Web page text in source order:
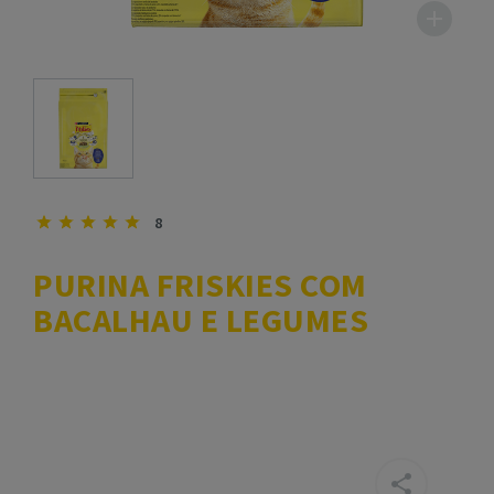
8
PURINA FRISKIES COM
BACALHAU E LEGUMES